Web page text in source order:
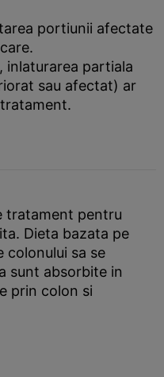
portiunii afectate
inlaturarea partiala
sau afectat) ar
tratament pentru
Dieta bazata pe
colonului sa se
sunt absorbite in
prin colon si